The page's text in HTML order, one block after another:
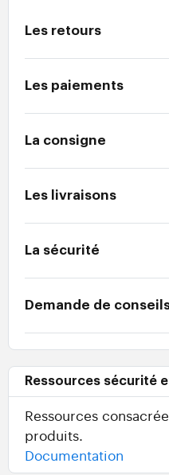
Les retours
Les paiements
La consigne
Les livraisons
La sécurité
Demande de
Ressources sécurité
Ressources
produits.
Documentation